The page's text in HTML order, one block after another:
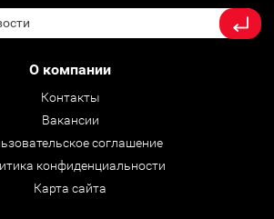
О компании
Контакты
Вакансии
соглашение
конфиденциальности
Карта сайта